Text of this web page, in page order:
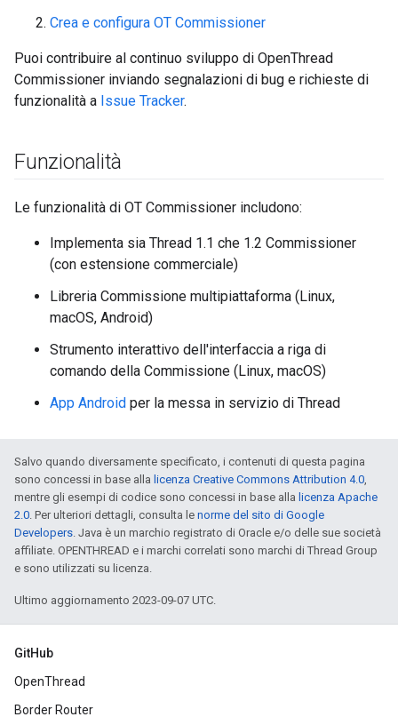
Crea e configura OT Commissioner
Puoi contribuire al continuo sviluppo di OpenThread
Commissioner inviando segnalazioni di bug e richieste di
funzionalità a Issue Tracker.
Funzionalità
Le funzionalità di OT Commissioner includono:
Implementa sia Thread 1.1 che 1.2 Commissioner
(con estensione commerciale)
Libreria Commissione multipiattaforma (Linux,
macOS, Android)
Strumento interattivo dell'interfaccia a riga di
comando della Commissione (Linux, macOS)
App Android per la messa in servizio di Thread
Salvo quando diversamente specificato, i contenuti di questa pagina
sono concessi in base alla licenza Creative Commons Attribution 4.0
mentre gli esempi di codice sono concessi in base alla licenza Apache
2.0 . Per ulteriori dettagli, consulta le norme del sito di Google
Developers . Java è un marchio registrato di Oracle e/o delle sue società
affiliate. OPENTHREAD e i marchi correlati sono marchi di Thread Group
e sono utilizzati su licenza.
Ultimo aggiornamento 2023-09-07 UTC.
GitHub
OpenThread
Border Router